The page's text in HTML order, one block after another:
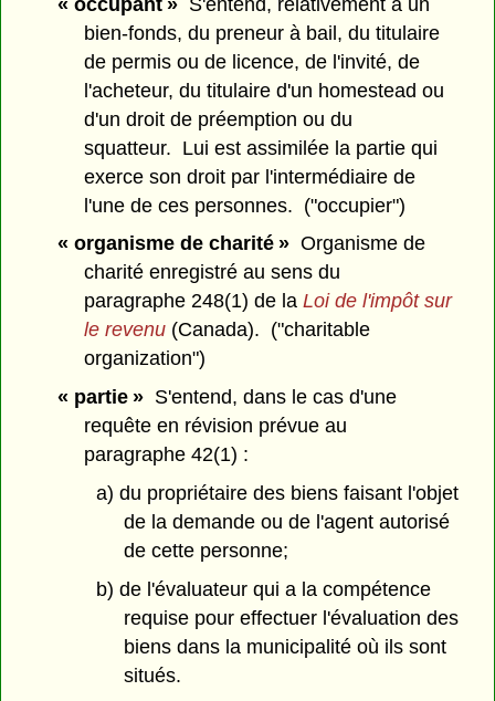
bien-fonds, du preneur à bail, du titulaire
de permis ou de licence, de l'invité, de
l'acheteur, du titulaire d'un homestead ou
d'un droit de préemption ou du
squatteur. Lui est assimilée la partie qui
exerce son droit par l'intermédiaire de
l'une de ces personnes. ("occupier")
« organisme de charité »Organisme de
charité enregistré au sens du
paragraphe 248(1) de laLoi de l'impôt sur
le revenu (Canada). ("charitable
organization")
« partie »S'entend, dans le cas d'une
requête en révision prévue au
paragraphe 42(1) :
a) du propriétaire des biens faisant l'objet
de la demande ou de l'agent autorisé
de cette personne;
b) de l'évaluateur qui a la compétence
requise pour effectuer l'évaluation des
biens dans la municipalité où ils sont
situés.